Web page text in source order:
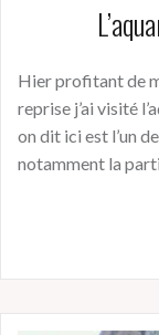
Hier profitant de
reprise j’ai visité
on dit ici est l’un
notamment la